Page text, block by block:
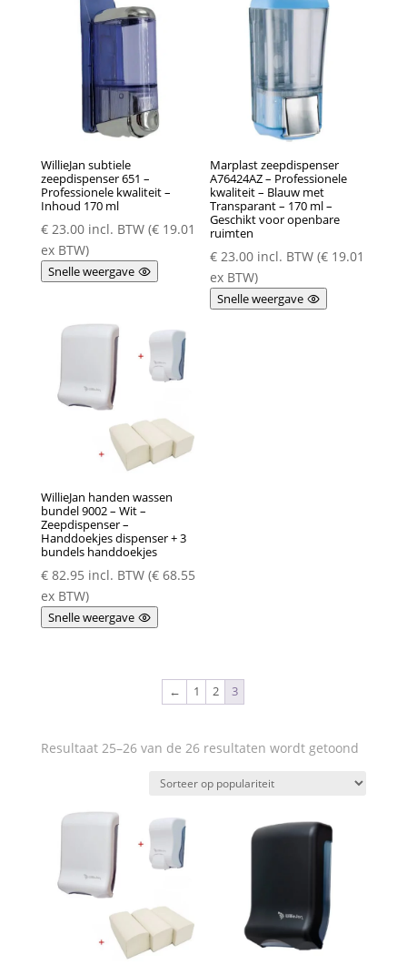
WillieJan subtiele
zeepdispenser 651 –
Professionele kwaliteit –
Inhoud 170 ml
€23.00 incl. BTW (€19.01
ex BTW)
Snelle weergave
Marplast zeepdispenser
A76424AZ – Professionele
kwaliteit – Blauw met
Transparant – 170 ml –
Geschikt voor openbare
ruimten
€ 23.00 incl. BTW (€ 19.01
ex BTW)
Snelle weergave
WillieJan handen wassen
bundel 9002 – Wit –
Zeepdispenser –
Handdoekjes dispenser + 3
bundels handdoekjes
€82.95 incl. BTW (€68.55
ex BTW)
Snelle weergave
← 1 2 3
Resultaat 25–26 van de 26 resultaten wordt getoond